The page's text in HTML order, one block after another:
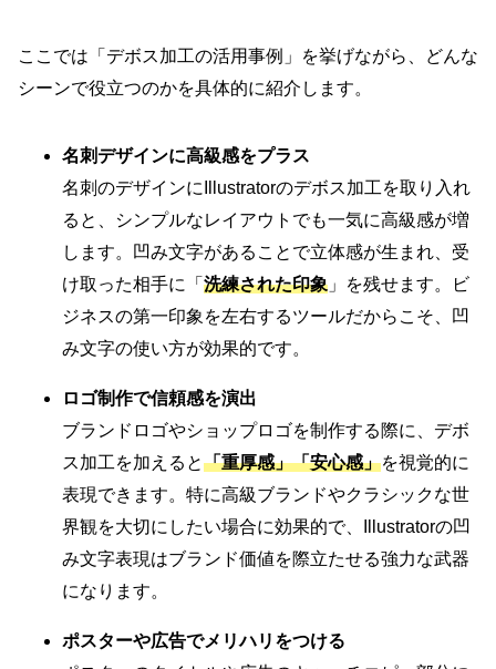
ここでは「デボス加工の活用事例」を挙げながら、どんな
シーンで役立つのかを具体的に紹介します。
名刺デザインに高級感をプラス
名刺のデザインにIllustratorのデボス加工を取り入れ
ると、シンプルなレイアウトでも一気に高級感が増
します。凹み文字があることで立体感が生まれ、受
け取った相手に「 洗練された印象 」を残せます。ビ
ジネスの第一印象を左右するツールだからこそ、凹
み文字の使い方が効果的です。
ロゴ制作で信頼感を演出
ブランドロゴやショップロゴを制作する際に、デボ
ス加工を加えると「重厚感」「安心感」を視覚的に
表現できます。特に高級ブランドやクラシックな世
界観を大切にしたい場合に効果的で、Illustratorの凹
み文字表現はブランド価値を際立たせる強力な武器
になります。
ポスターや広告でメリハリをつける